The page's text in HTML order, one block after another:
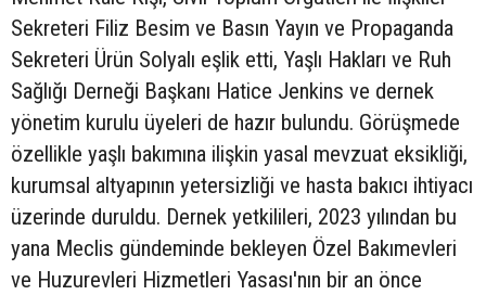
Sekreteri Filiz Besim ve Basın Yayın ve Propaganda
Sekreteri Ürün Solyalı eşlik etti, Yaşlı Hakları ve Ruh
Sağlığı Derneği Başkanı Hatice Jenkins ve dernek
yönetim kurulu üyeleri de hazır bulundu. Görüşmede
özellikle yaşlı bakımına ilişkin yasal mevzuat eksikliği,
kurumsal altyapının yetersizliği ve hasta bakıcı ihtiyacı
üzerinde duruldu. Dernek yetkilileri, 2023 yılından bu
yana Meclis gündeminde bekleyen Özel Bakımevleri
ve Huzurevleri Hizmetleri Yasası'nın bir an önce